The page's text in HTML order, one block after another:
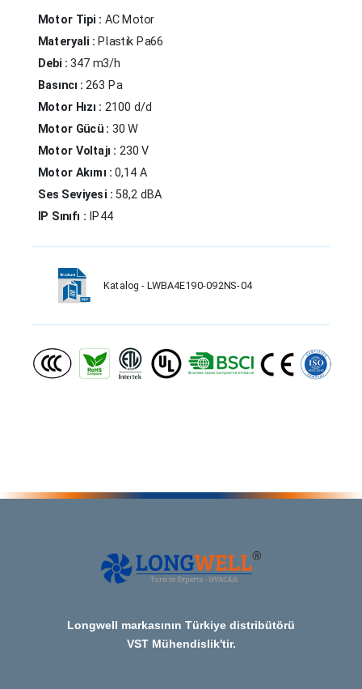
Motor Tipi : AC Motor
Materyali : Plastik Pa66
Debi :347 m3/h
Basıncı :263 Pa
Motor Hızı : 2100 d/d
Motor Gücü : 30 W
Motor Voltajı : 230 V
Motor Akımı :0,14 A
Ses Seviyesi :58,2 dBA
IP Sınıfı : IP44
Katalog - LWBA4E190-092NS-04
Longwell markasının Türkiye distribütörü
VST Mühendislik'tir.